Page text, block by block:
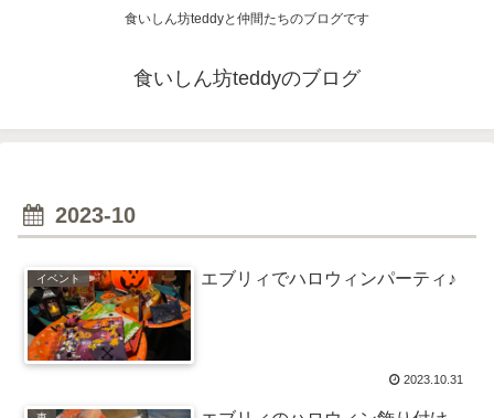
食いしん坊teddyと仲間たちのブログです
食いしん坊teddyのブログ
2023-10
イベント エブリィでハロウィンパーティ♪
2023.10.31